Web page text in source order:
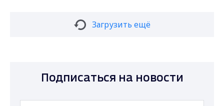
Загрузить ещё
Подписаться на новости